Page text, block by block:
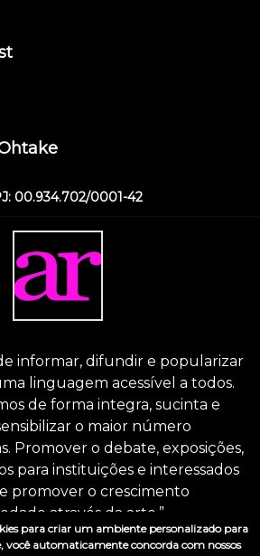
00.934.702/0001-42
de informar, difundir e popularizar
linguagem acessível a todos.
de forma integra, sucinta e
o maior número
Promover o debate, exposições,
para instituições e interessados
promover o crescimento
através da arte.”
para criar um ambiente personalizado para
você automaticamente concorda com nossos